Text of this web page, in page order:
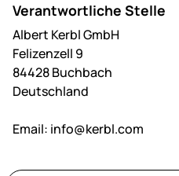
Verantwortliche Stelle
Albert Kerbl GmbH
Felizenzell 9
84428 Buchbach
Deutschland
Email: info@kerbl.com